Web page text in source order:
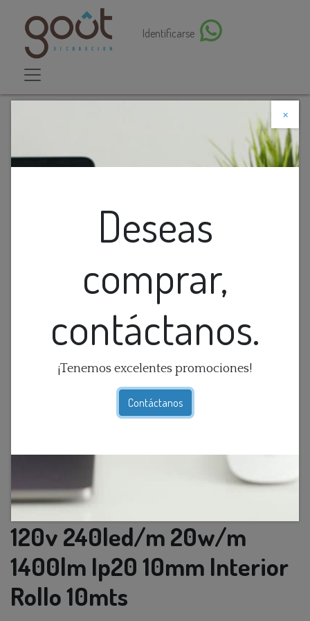
Identificarse
×
Deseas
comprar,
contáctanos.
¡Tenemos excelentes promociones!
Contáctanos
Descuento web
Cinta Led Doble Smd 3k 120v 240led/m 20w/m
Cinta Led Doble Smd 3k
120v 240led/m 20w/m
1400lm Ip20 10mm Interior
Rollo 10mts